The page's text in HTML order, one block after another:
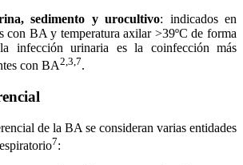
sedimento y urocultivo: indicados en
con BA y temperatura axilar >39ºC de forma
infección urinaria es la coinfección más
con BA2,3,7.
de la BA se consideran varias entidades
7: